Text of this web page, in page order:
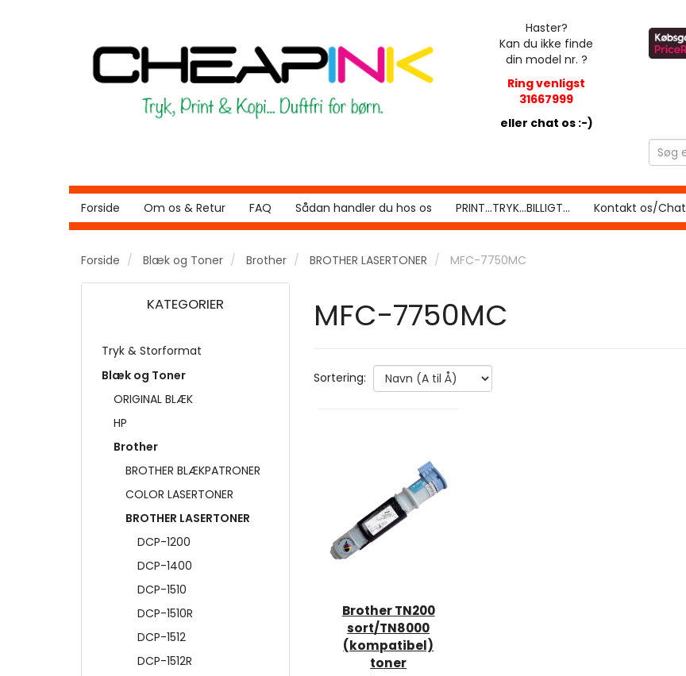
Haster?
Kan du ikke finde
din model nr. ?
Ring venligst
31667999
eller chat os :-)
Forside Om os & Retur FAQ Sådan handler du hos os PRINT...TRYK...BILLIGT... Kontakt os/Chat
Forside Blæk og Toner Brother BROTHER LASERTONER MFC-7750MC
KATEGORIER
Tryk & Storformat
Blæk og Toner
ORIGINAL BLÆK
HP
Brother
BROTHER BLÆKPATRONER
COLOR LASERTONER
BROTHER LASERTONER
DCP-1200
DCP-1400
DCP-1510
DCP-1510R
DCP-1512
DCP-1512R
MFC-7750MC
Sortering:
Brother TN200
sort/TN8000
(kompatibel)
toner